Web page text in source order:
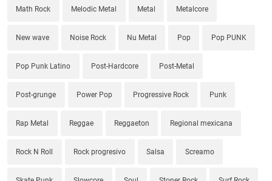
Math Rock Melodic Metal Metal Metalcore
New wave Noise Rock Nu Metal Pop Pop PUNK
Pop Punk Latino Post-Hardcore Post-Metal
Post-grunge Power Pop Progressive Rock Punk
Rap Metal Reggae Reggaeton Regional mexicana
Rock N Roll Rock progresivo Salsa Screamo